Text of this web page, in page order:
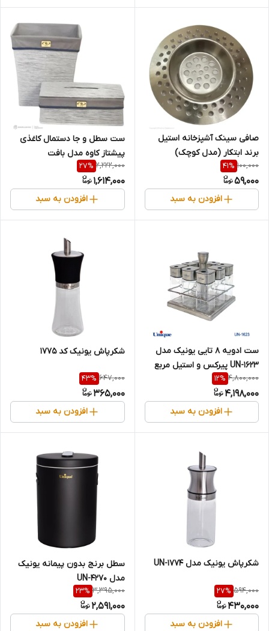
صافی سینک آشپزخانه استیل
برند ابتکار (مدل کوچک)
100,000
41%
59,000
افزودن به سبد
ست سطل و جا دستمال کاغذی
پیشتاز کاوه مدل بافت
2,222,000
27%
1,614,000
افزودن به سبد
ست ادویه ۸ تایی یونیک مدل
UN-1623 پیرکس و استیل مربع
گردان
4,800,000
12%
4,198,000
افزودن به سبد
شکرپاش یونیک کد 1775
647,000
43%
365,000
افزودن به سبد
شکرپاش یونیک مدل UN-1774
594,000
27%
430,000
افزودن به سبد
سطل برنج بدون پیمانه یونیک
مدل UN-4270
3,395,000
23%
2,591,000
افزودن به سبد